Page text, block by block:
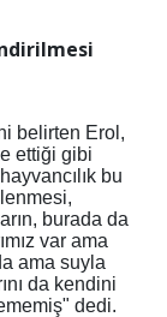
belirten Erol,
ettiği gibi
bu
burada da
var ama
ama suyla
da kendini
dedi.